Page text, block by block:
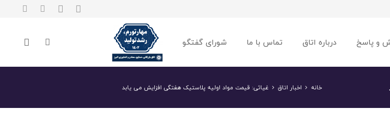
و پاسخ درباره اتاق تماس با ما شورای گفتگو
خانه اخبار اتاق غیاثی: قیمت مواد اولیه پلاستیک هفتگی افزایش می یابد